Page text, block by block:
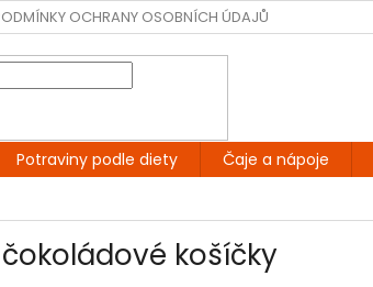
OCHRANY OSOBNÍCH ÚDAJŮ
Potraviny podle diety Čaje a nápoje
košíčky